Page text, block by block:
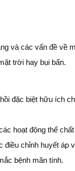
và các vấn đề về
trời hay bụi bẩn.
đặc biệt hữu ích
hoạt động thể
điều chỉnh huyết áp
bệnh mãn tính.